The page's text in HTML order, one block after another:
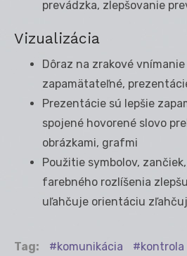
prevádzka, zlepšovanie
Vizualizácia
Dôraz na zrakové
zapamätateľné,
Prezentácie sú lepšie
spojené hovorené slovo
obrázkami, grafmi
Použitie symbolov,
farebného rozlíšenia
uľahčuje orientáciu
Tag: komunikácia kontrola